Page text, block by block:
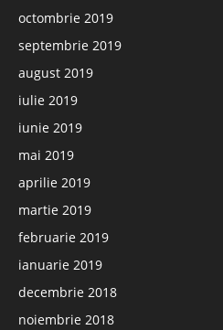
octombrie 2019
septembrie 2019
august 2019
iulie 2019
iunie 2019
mai 2019
aprilie 2019
martie 2019
februarie 2019
ianuarie 2019
decembrie 2018
noiembrie 2018